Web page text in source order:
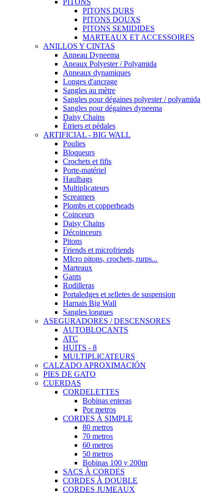
PITONS
PITONS DURS
PITONS DOUXS
PITONS SEMIDIDES
MARTEAUX ET ACCESSOIRES
ANILLOS Y CINTAS
Anneau Dyneema
Aneaux Polyester / Polyamida
Anneaux dynamiques
Longes d'ancrage
Sangles au mètre
Sangles pour dégaines polyester / polyamida
Sangles pour dégaines dyneema
Daisy Chains
Étriers et pédales
ARTIFICIAL - BIG WALL
Poulies
Bloqueurs
Crochets et fifis
Porte-matériel
Haulbags
Multiplicateurs
Screamers
Plombs et copperheads
Coinceurs
Daisy Chains
Décoinceurs
Pitons
Friends et microfriends
MIcro pitons, crochets, rurps...
Marteaux
Gants
Rodilleras
Portaledges et selletes de suspension
Harnais Big Wall
Sangles longues
ASEGURADORES / DESCENSORES
AUTOBLOCANTS
ATC
HUITS - 8
MULTIPLICATEURS
CALZADO APROXIMACIÓN
PIES DE GATO
CUERDAS
CORDELETTES
Bobinas enteras
Por metros
CORDES À SIMPLE
80 metros
70 metros
60 metros
50 metros
Bobinas 100 y 200m
SACS À CORDES
CORDES À DOUBLE
CORDES JUMEAUX